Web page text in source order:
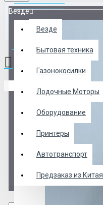
Везде
Везде
Бытовая техника
Газонокосилки
Лодочные Моторы
Оборудование
Принтеры
Автотранспорт
Предзаказ из Китая
0 товар(ов) - 0 р.